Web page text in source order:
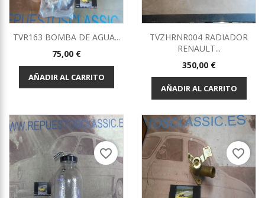
TVR163 BOMBA DE AGUA...
Precio
75,00 €
AÑADIR AL CARRITO
TVZHRNR004 RADIADOR
RENAULT...
Precio
350,00 €
AÑADIR AL CARRITO
favorite_border favorite_border